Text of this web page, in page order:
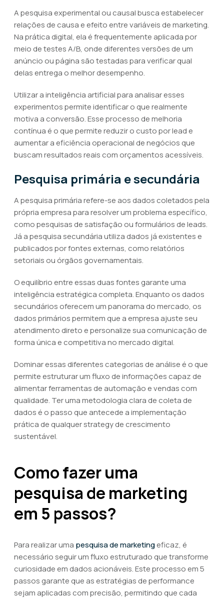
A pesquisa experimental ou causal busca estabelecer
relações de causa e efeito entre variáveis de marketing.
Na prática digital, ela é frequentemente aplicada por
meio de testes A/B, onde diferentes versões de um
anúncio ou página são testadas para verificar qual
delas entrega o melhor desempenho.
Utilizar a inteligência artificial para analisar esses
experimentos permite identificar o que realmente
motiva a conversão. Esse processo de melhoria
contínua é o que permite reduzir o custo por lead e
aumentar a eficiência operacional de negócios que
buscam resultados reais com orçamentos acessíveis.
Pesquisa primária e secundária
A pesquisa primária refere-se aos dados coletados pela
própria empresa para resolver um problema específico,
como pesquisas de satisfação ou formulários de leads.
Já a pesquisa secundária utiliza dados já existentes e
publicados por fontes externas, como relatórios
setoriais ou órgãos governamentais.
O equilíbrio entre essas duas fontes garante uma
inteligência estratégica completa. Enquanto os dados
secundários oferecem um panorama do mercado, os
dados primários permitem que a empresa ajuste seu
atendimento direto e personalize sua comunicação de
forma única e competitiva no mercado digital.
Dominar essas diferentes categorias de análise é o que
permite estruturar um fluxo de informações capaz de
alimentar ferramentas de automação e vendas com
qualidade. Ter uma metodologia clara de coleta de
dados é o passo que antecede a implementação
prática de qualquer strategy de crescimento
sustentável.
Como fazer uma
pesquisa de marketing
em 5 passos?
Para realizar uma pesquisa de marketingeficaz, é
necessário seguir um fluxo estruturado que transforme
curiosidade em dados acionáveis. Este processo em 5
passos garante que as estratégias de performance
sejam aplicadas com precisão, permitindo que cada